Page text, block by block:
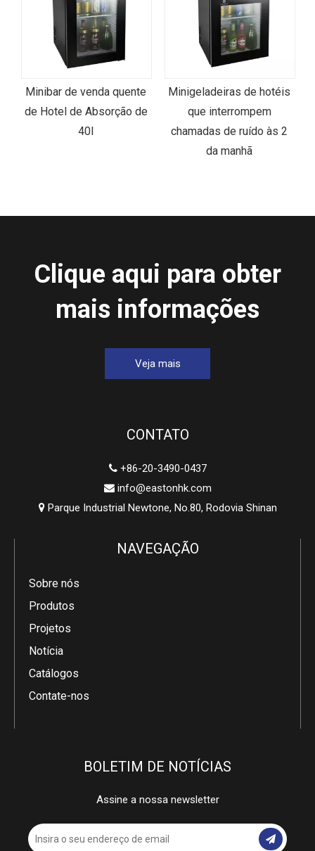
Minibar de venda quente
de Hotel de Absorção de
40l
Minigeladeiras de hotéis
que interrompem
chamadas de ruído às 2
da manhã
Clique aqui para obter
mais informações
Veja mais
CONTATO
+86-20-3490-0437
 info@eastonhk.com
Parque Industrial Newtone, No.80, Rodovia Shinan
NAVEGAÇÃO
Sobre nós
Produtos
Projetos
Notícia
Catálogos
Contate-nos
BOLETIM DE NOTÍCIAS
Assine a nossa newsletter